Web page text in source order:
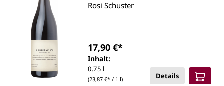
Rosi Schuster
Inhalt:
0.75 l
(23,87 €* / 1 l)
17,90 €*
Details